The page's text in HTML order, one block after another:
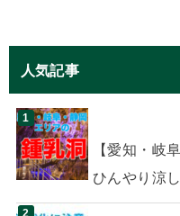
人気記事
【愛知・岐
ひんやり涼